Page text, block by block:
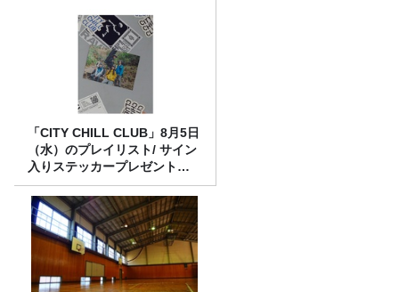
「CITY CHILL CLUB」8月5日
（水）のプレイリスト/ サイン
入りステッカープレゼント有
り